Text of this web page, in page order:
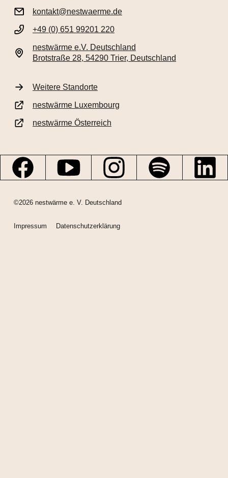
kontakt@nestwaerme.de
+49 (0) 651 99201 220
nestwärme e.V. Deutschland
Brotstraße 28, 54290 Trier, Deutschland
Weitere Standorte
nestwärme Luxembourg
nestwärme Österreich
©2026 nestwärme e. V. Deutschland
Impressum Datenschutzerklärung